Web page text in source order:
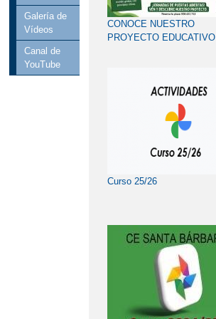
Galería de
Vídeos
Canal de
YouTube
CONOCE NUESTRO
PROYECTO EDUCATIVO
Curso 25/26